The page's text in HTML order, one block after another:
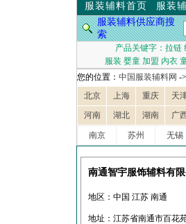
服装辅料首页 服装
服装辅料供应商搜
索
产品关键字： 拉链
服装 婴童 加盟 内衣
您的位置： 中国服装辅料网 ->
北京
上海 重庆 天
河南
湖北 湖南 广
南京 苏州 无锡
南通智宇服饰辅料有限
地区：中国 江苏 南通
地址：江苏省南通市百花